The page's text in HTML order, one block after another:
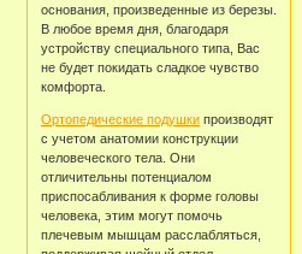
основания, произведенные из березы.
В любое время дня, благодаря
устройству специального типа, Вас
не будет покидать сладкое чувство
комфорта.
Ортопедические подушкипроизводят
с учетом анатомии конструкции
человеческого тела. Они
отличительны потенциалом
приспосабливания к форме головы
человека, этим могут помочь
плечевым мышцам расслабляться,